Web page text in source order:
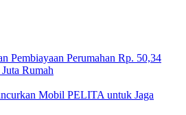
Pembiayaan Perumahan Rp. 50,34
Rumah
Mobil PELITA untuk Jaga